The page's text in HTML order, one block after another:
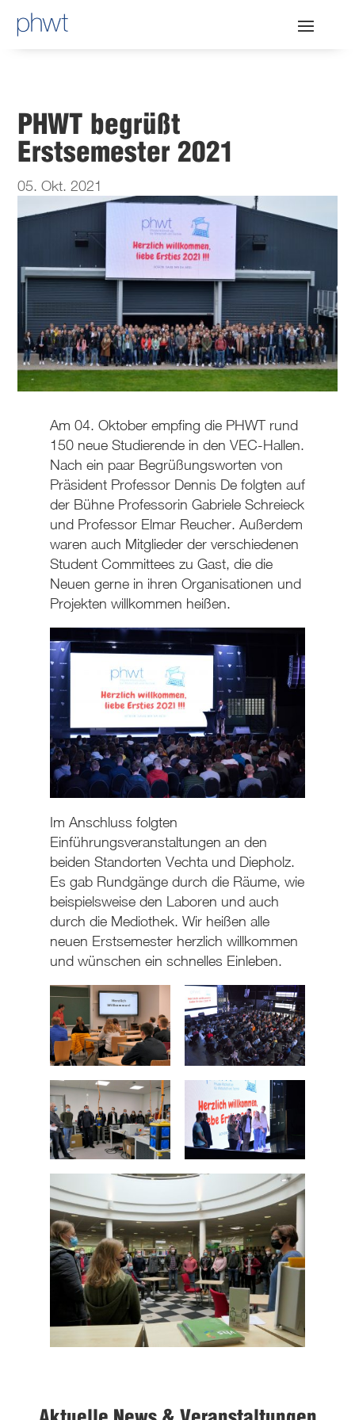
PHWT begrüßt
Erstsemester 2021
05. Okt. 2021
Am 04. Oktober empfing die PHWT rund
150 neue Studierende in den VEC-Hallen.
Nach ein paar Begrüßungsworten von
Präsident Professor Dennis De folgten auf
der Bühne Professorin Gabriele Schreieck
und Professor Elmar Reucher. Außerdem
waren auch Mitglieder der verschiedenen
Student Committees zu Gast, die die
Neuen gerne in ihren Organisationen und
Projekten willkommen heißen.
Im Anschluss folgten
Einführungsveranstaltungen an den
beiden Standorten Vechta und Diepholz.
Es gab Rundgänge durch die Räume, wie
beispielsweise den Laboren und auch
durch die Mediothek. Wir heißen alle
neuen Erstsemester herzlich willkommen
und wünschen ein schnelles Einleben.